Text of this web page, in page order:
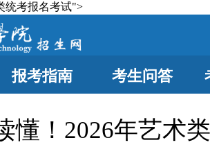
统考报名考试">
报考指南 考生问答
懂！2026年艺术